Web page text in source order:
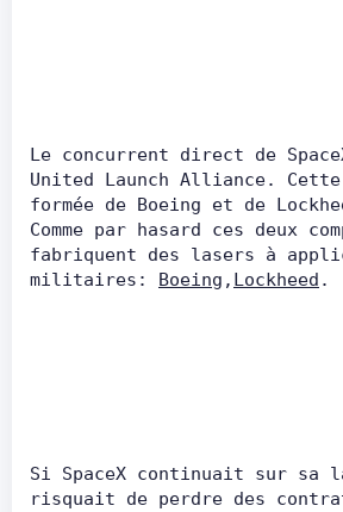
Le concurrent direct de
United Launch Alliance. Cette
formée de Boeing et de
Comme par hasard ces deux
fabriquent des lasers à
militaires:
Boeing , Lockheed
Si SpaceX continuait sur sa
risquait de perdre des